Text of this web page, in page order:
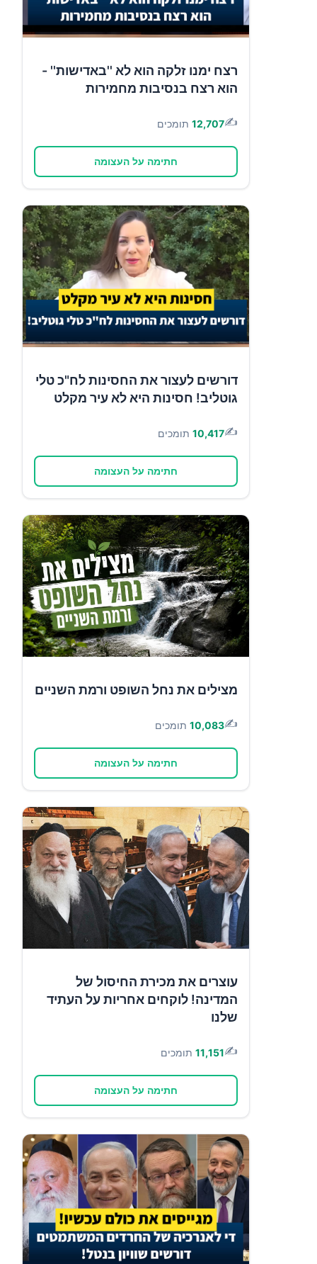
רצח ימנו זלקה הוא לא ''באדישות'' -
הוא רצח בנסיבות מחמירות
✍️
12,707 תומכים
חתימה על העצומה
דורשים לעצור את החסינות לח"כ טלי
גוטליב! חסינות היא לא עיר מקלט
✍️
10,417 תומכים
חתימה על העצומה
מצילים את נחל השופט ורמת השניים
✍️
10,083 תומכים
חתימה על העצומה
עוצרים את מכירת החיסול של
המדינה! לוקחים אחריות על העתיד
שלנו
✍️
11,151 תומכים
חתימה על העצומה